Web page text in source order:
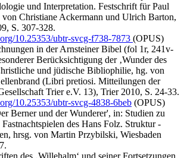
und Interpretation. Festschrift für Paul
von Christiane Ackermann und Ulrich Barton,
S. 307-328.
10.25353/ubtr-svcg-f738-7873 (OPUS)
in der Arnsteiner Bibel (fol 1r, 241v-
Berücksichtigung der ‚Wunder des
und jüdische Bibliophilie, hg. von
(Libri pretiosi. Mitteilungen der
Trier e.V. 13), Trier 2010, S. 24-33.
10.25353/ubtr-svcg-4838-6beb (OPUS)
Berner und der Wunderer', in: Studien zu
des Hans Folz. Struktur -
hrsg. von Martin Przybilski, Wiesbaden